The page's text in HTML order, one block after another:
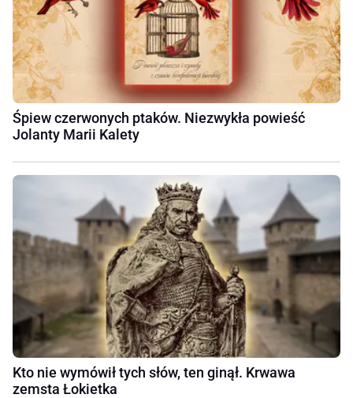
Śpiew czerwonych ptaków. Niezwykła powieść
Jolanty Marii Kalety
Kto nie wymówił tych słów, ten ginął. Krwawa
zemsta Łokietka